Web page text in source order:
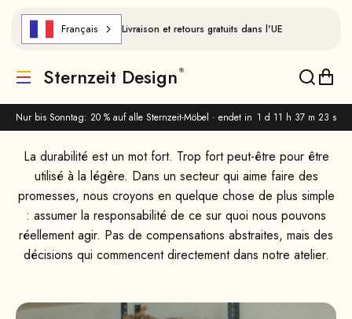
Nur bis Sonntag: 20 % auf alle Sternzeit-Möbel · endet in 1 d 11 h 37 m 22 s
Français Livraison et retours gratuits dans l'UE
Traduction manquante : de.header.general.menu
Sternzeit Design
design durable
La durabilité est un mot fort. Trop fort peut-être pour être
utilisé à la légère. Dans un secteur qui aime faire des
promesses, nous croyons en quelque chose de plus simple
: assumer la responsabilité de ce sur quoi nous pouvons
réellement agir. Pas de compensations abstraites, mais des
décisions qui commencent directement dans notre atelier.